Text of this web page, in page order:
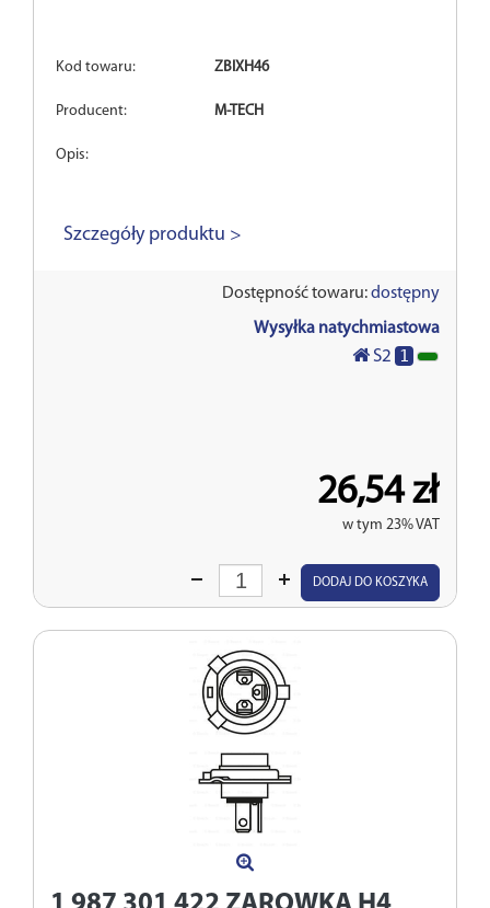
Kod towaru: ZBIXH46
Producent: M-TECH
Opis:
Szczegóły produktu >
Dostępność towaru:dostępny
Wysyłka natychmiastowa
S2 1
26,54 zł
w tym 23% VAT
Wprowadź
DODAJ DO KOSZYKA